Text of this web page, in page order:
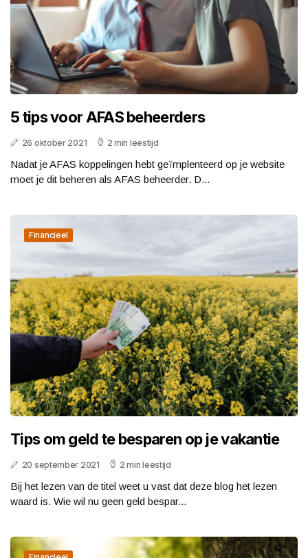
5 tips voor AFAS beheerders
26 oktober 2021 2 min leestijd
Nadat je AFAS koppelingen hebt geïmplenteerd op je website
moet je dit beheren als AFAS beheerder. D...
Financieel
Tips om geld te besparen op je vakantie
20 september 2021 2 min leestijd
Bij het lezen van de titel weet u vast dat deze blog het lezen
waard is. Wie wil nu geen geld bespar...